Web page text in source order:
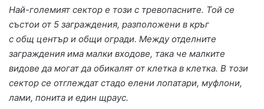
Най-големият сектор е този с тревопасните. Той се
състои от 5 заграждения, разположени в кръг
с общ център и общи огради. Между отделните
заграждения има малки входове, така че малките
видове да могат да обикалят от клетка в клетка. В този
сектор се отглеждат стадо елени лопатари, муфлони,
лами, понита и един щраус.